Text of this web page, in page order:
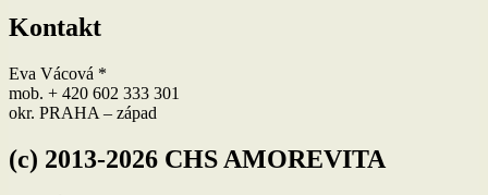
Kontakt
Eva Vácová *
mob. + 420 602 333 301
okr. PRAHA – západ
(c) 2013-2026 CHS AMOREVITA